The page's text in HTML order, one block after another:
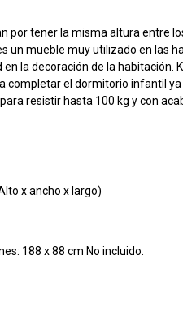
por tener la misma altura entre
un mueble muy utilizado en
la decoración de la habitación.
completar el dormitorio infantil
resistir hasta 100 kg y con
x ancho x largo)
188 x 88 cm No incluido.